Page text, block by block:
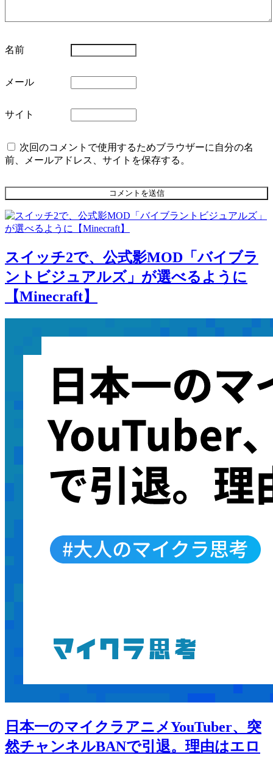
名前
メール
サイト
次回のコメントで使用するためブラウザーに自分の名
前、メールアドレス、サイトを保存する。
スイッチ2で、公式影MOD「バイブラ
ントビジュアルズ」が選べるように
【Minecraft】
日本一のマイクラアニメYouTuber、突
然チャンネルBANで引退。理由はエロ